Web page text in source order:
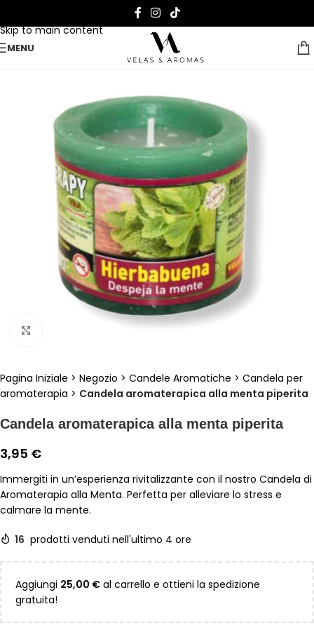
Skip to main content
MENU
Pagina Iniziale > Negozio > Candele Aromatiche > Candela per
aromaterapia > Candela aromaterapica alla menta piperita
Candela aromaterapica alla menta piperita
3,95 €
Immergiti in un’esperienza rivitalizzante con il nostro Candela di
Aromaterapia alla Menta. Perfetta per alleviare lo stress e
calmare la mente.
16 prodotti venduti nell'ultimo 4 ore
Aggiungi 25,00 € al carrello e ottieni la spedizione
gratuita!